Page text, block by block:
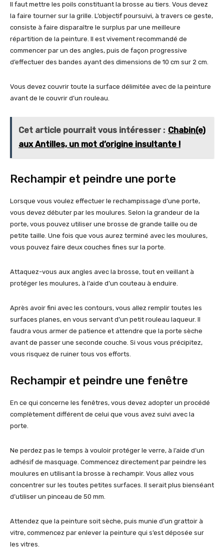
Il faut mettre les poils constituant la brosse au tiers. Vous devez
la faire tourner sur la grille. L’objectif poursuivi, à travers ce geste,
consiste à faire disparaître le surplus par une meilleure
répartition de la peinture. Il est vivement recommandé de
commencer par un des angles, puis de façon progressive
d’effectuer des bandes ayant des dimensions de 10 cm sur 2 cm.
Vous devez couvrir toute la surface délimitée avec de la peinture
avant de le couvrir d’un rouleau.
Cet article pourrait vous intéresser : Chabin(e)
aux Antilles, un mot d’origine insultante !
Rechampir et peindre une porte
Lorsque vous voulez effectuer le rechampissage d’une porte,
vous devez débuter par les moulures. Selon la grandeur de la
porte, vous pouvez utiliser une brosse de grande taille ou de
petite taille. Une fois que vous aurez terminé avec les moulures,
vous pouvez faire deux couches fines sur la porte.
Attaquez-vous aux angles avec la brosse, tout en veillant à
protéger les moulures, à l’aide d’un couteau à enduire.
Après avoir fini avec les contours, vous allez remplir toutes les
surfaces planes, en vous servant d’un petit rouleau laqueur. Il
faudra vous armer de patience et attendre que la porte sèche
avant de passer une seconde couche. Si vous vous précipitez,
vous risquez de ruiner tous vos efforts.
Rechampir et peindre une fenêtre
En ce qui concerne les fenêtres, vous devez adopter un procédé
complètement différent de celui que vous avez suivi avec la
porte.
Ne perdez pas le temps à vouloir protéger le verre, à l’aide d’un
adhésif de masquage. Commencez directement par peindre les
moulures en utilisant la brosse à rechampir. Vous allez vous
concentrer sur les toutes petites surfaces. Il serait plus bienséant
d’utiliser un pinceau de 50 mm.
Attendez que la peinture soit sèche, puis munie d’un grattoir à
vitre, commencez par enlever la peinture qui s’est déposée sur
les vitres.